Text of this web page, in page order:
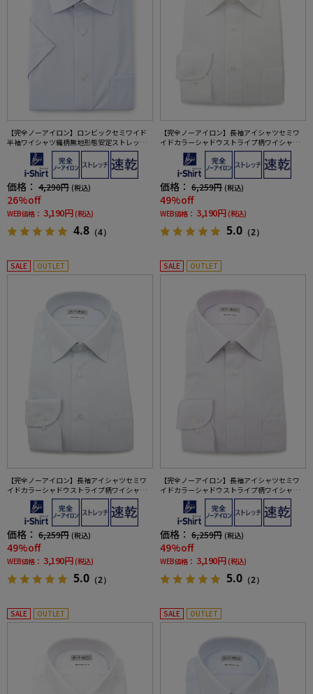
【完全ノーアイロン】ロンビックセミワイド
半袖ワイシャツ織柄無地形態安定ストレッチ
吸汗速乾ワイシャツ春夏
価格： 4,290円 (税込)
26%off
WEB価格： 3,190円 (税込)
4.8 （4）
【完全ノーアイロン】長袖アイシャツセミワ
イドカラーシャドウストライプ柄ワイシャツi-
shirt通年
価格： 6,259円 (税込)
49%off
WEB価格： 3,190円 (税込)
5.0 （2）
SALE OUTLET
【完全ノーアイロン】長袖アイシャツセミワ
イドカラーシャドウストライプ柄ワイシャツi-
shirt通年
価格： 6,259円 (税込)
49%off
WEB価格： 3,190円 (税込)
5.0 （2）
SALE OUTLET
【完全ノーアイロン】長袖アイシャツセミワ
イドカラーシャドウストライプ柄ワイシャツi-
shirt通年
価格： 6,259円 (税込)
49%off
WEB価格： 3,190円 (税込)
5.0 （2）
SALE OUTLET SALE OUTLET